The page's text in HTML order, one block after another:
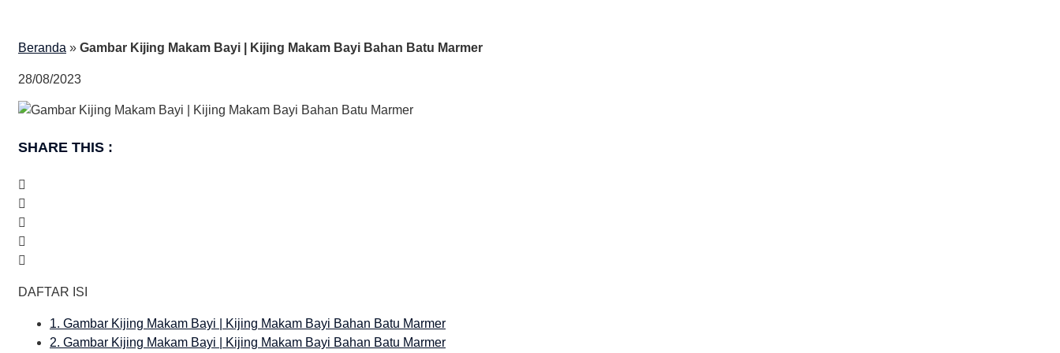
Beranda » Gambar Kijing Makam Bayi | Kijing Makam Bayi Bahan Batu Marmer
28/08/2023
SHARE THIS :
DAFTAR ISI
1. Gambar Kijing Makam Bayi | Kijing Makam Bayi Bahan Batu Marmer
2. Gambar Kijing Makam Bayi | Kijing Makam Bayi Bahan Batu Marmer